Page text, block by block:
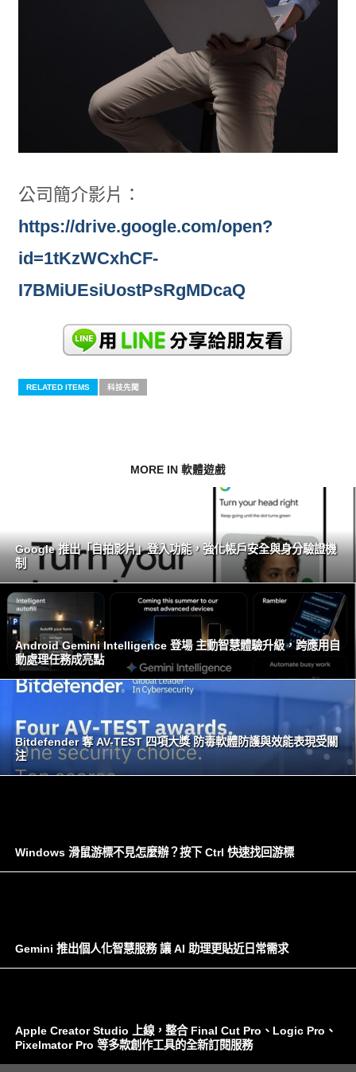
公司簡介影片：
https://drive.google.com/open?
id=1tKzWCxhCF-
I7BMiUEsiUostPsRgMDcaQ
RELATED ITEMS 科技先聞
MORE IN 軟體遊戲
Google 推出「自拍影片」登入功能，強化帳戶安全與身分驗證機
制
Android Gemini Intelligence 登場 主動智慧體驗升級，跨應用自
動處理任務成亮點
Bitdefender 奪 AV-TEST 四項大獎 防毒軟體防護與效能表現受關
注
Windows 滑鼠游標不見怎麼辦？按下 Ctrl 快速找回游標
Gemini 推出個人化智慧服務 讓 AI 助理更貼近日常需求
Apple Creator Studio 上線，整合 Final Cut Pro、Logic Pro、
Pixelmator Pro 等多款創作工具的全新訂閱服務